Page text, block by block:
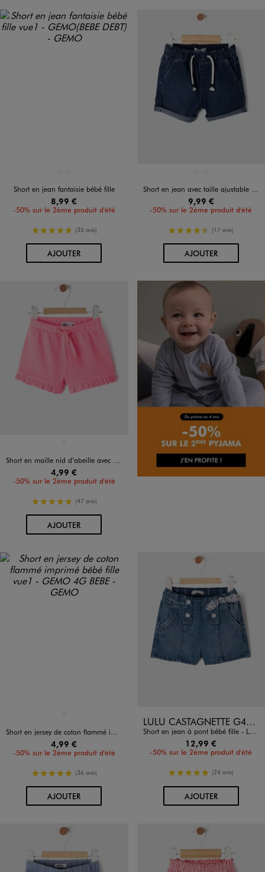
Short en jean fantaisie bébé fille
8,99 €
-50% sur le 2ème produit d'été
5/5 de moyenne
(35 avis)
AJOUTERAU PANIER
Short en jean avec taille ajustable bébé garçon
9,99 €
-50% sur le 2ème produit d'été
4.5/5 de moyenne
(17 avis)
AJOUTERAU PANIER
Short en maille nid d’abeille avec volants bébé fille
4,99 €
-50% sur le 2ème produit d'été
5/5 de moyenne
(47 avis)
AJOUTERAU PANIER
Short en jersey de coton flammé imprimé bébé fille
4,99 €
-50% sur le 2ème produit d'été
5/5 de moyenne
(36 avis)
AJOUTERAU PANIER
Disponible en 1 coloris LULU CASTAGNETTE G4G D
Short en jean à pont bébé fille - LuluCastagnette
12,99 €
-50% sur le 2ème produit d'été
5/5 de moyenne
(24 avis)
AJOUTERAU PANIER